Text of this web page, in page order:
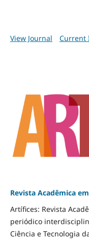
View Journal Current
Revista Acadêmica
Artífices: Revista
periódico
Ciência e Tecnologia